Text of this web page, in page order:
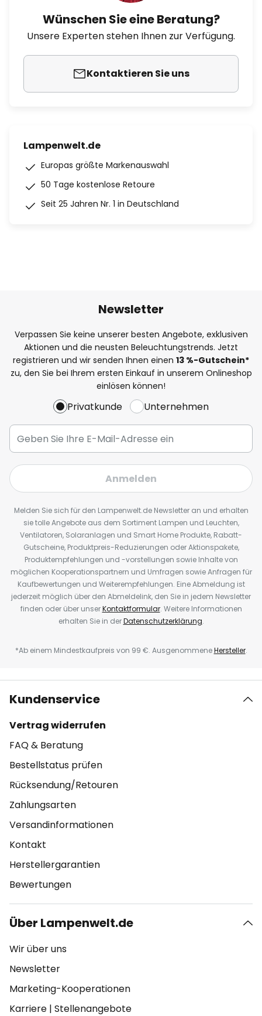
Wünschen Sie eine Beratung?
Unsere Experten stehen Ihnen zur Verfügung.
Kontaktieren Sie uns
Lampenwelt.de
Europas größte Markenauswahl
50 Tage kostenlose Retoure
Seit 25 Jahren Nr. 1 in Deutschland
Newsletter
Verpassen Sie keine unserer besten Angebote, exklusiven
Aktionen und die neusten Beleuchtungstrends. Jetzt
registrieren und wir senden Ihnen einen 13 %-Gutschein*
zu, den Sie bei Ihrem ersten Einkauf in unserem Onlineshop
einlösen können!
Privatkunde Unternehmen
Anmelden
Melden Sie sich für den Lampenwelt.de Newsletter an und erhalten
sie tolle Angebote aus dem Sortiment Lampen und Leuchten,
Ventilatoren, Solaranlagen und Smart Home Produkte, Rabatt-
Gutscheine, Produktpreis-Reduzierungen oder Aktionspakete,
Produktempfehlungen und -vorstellungen sowie Inhalte von
möglichen Kooperationspartnern und Umfragen sowie Anfragen für
Kaufbewertungen und Weiterempfehlungen. Eine Abmeldung ist
jederzeit möglich über den Abmeldelink, den Sie in jedem Newsletter
finden oder über unserKontaktformular. Weitere Informationen
erhalten Sie in derDatenschutzerklärung.
*Ab einem Mindestkaufpreis von 99 €. AusgenommeneHersteller.
Kundenservice
Vertrag widerrufen
FAQ & Beratung
Bestellstatus prüfen
Rücksendung/Retouren
Zahlungsarten
Versandinformationen
Kontakt
Herstellergarantien
Bewertungen
Über Lampenwelt.de
Wir über uns
Newsletter
Marketing-Kooperationen
Karriere | Stellenangebote